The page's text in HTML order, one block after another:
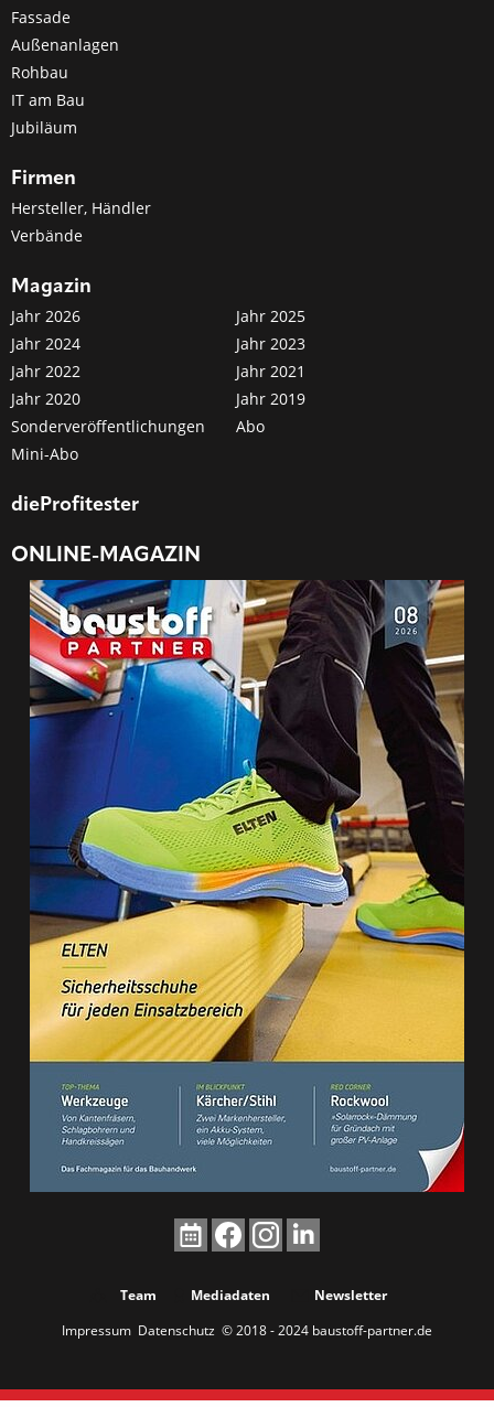
Fassade
Außenanlagen
Rohbau
IT am Bau
Jubiläum
Firmen
Hersteller, Händler
Verbände
Magazin
Jahr 2026
Jahr 2025
Jahr 2024
Jahr 2023
Jahr 2022
Jahr 2021
Jahr 2020
Jahr 2019
Sonderveröffentlichungen
Abo
Mini-Abo
dieProfitester
ONLINE-MAGAZIN
Team Mediadaten
Newsletter
Impressum Datenschutz © 2018 - 2024 baustoff-partner.de